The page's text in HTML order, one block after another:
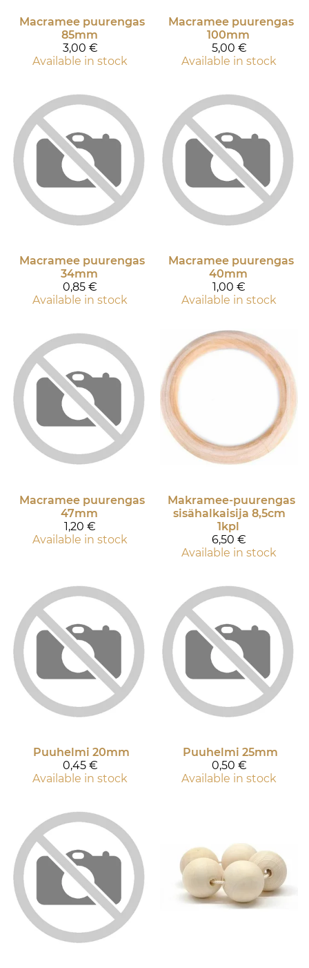
Macramee puurengas
85mm
3,00 €
Available in stock
Macramee puurengas
100mm
5,00 €
Available in stock
Macramee puurengas
34mm
0,85 €
Available in stock
Macramee puurengas
40mm
1,00 €
Available in stock
Macramee puurengas
47mm
1,20 €
Available in stock
Makramee-puurengas
sisähalkaisija 8,5cm
1kpl
6,50 €
Available in stock
Puuhelmi 20mm
0,45 €
Available in stock
Puuhelmi 25mm
0,50 €
Available in stock